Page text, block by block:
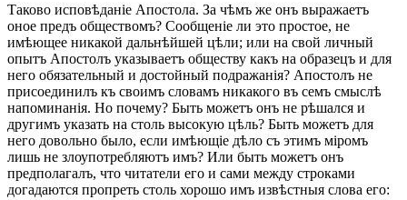
Таково исповѣданіе Апостола. За чѣмъ же онъ выражаетъ
оное предъ обществомъ? Сообщеніе ли это простое, не
имѣющее никакой дальнѣйшей цѣли; или на свой личный
опытъ Апостолъ указываетъ обществу какъ на образецъ и для
него обязательный и достойный подражанія? Апостолъ не
присоединилъ къ своимъ словамъ никакого въ семъ смыслѣ
напоминанія. Но почему? Быть можетъ онъ не рѣшался и
другимъ указать на столь высокую цѣль? Быть можетъ для
него довольно было, если имѣющіе дѣло съ этимъ міромъ
лишь не злоупотребляютъ имъ? Или быть можетъ онъ
предполагалъ, что читатели его и сами между строками
догадаются пропреть столь хорошо имъ извѣстныя слова его: